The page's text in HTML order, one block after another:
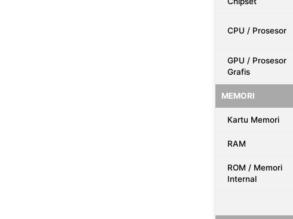
CPU / Prosesor
GPU / Prosesor
Grafis
MEMORI
Kartu Memori
RAM
ROM / Memori
Internal